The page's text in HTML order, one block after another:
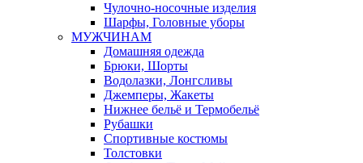
Чулочно-носочные изделия
Шарфы, Головные уборы
МУЖЧИНАМ
Домашняя одежда
Брюки, Шорты
Водолазки, Лонгсливы
Джемперы, Жакеты
Нижнее бельё и Термобельё
Рубашки
Спортивные костюмы
Толстовки